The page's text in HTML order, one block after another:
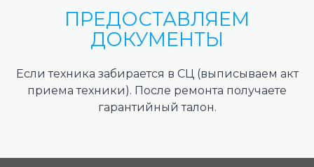
ПРЕДОСТАВЛЯЕМ
ДОКУМЕНТЫ
Если техника забирается в СЦ (выписываем акт
приема техники). После ремонта получаете
гарантийный талон.